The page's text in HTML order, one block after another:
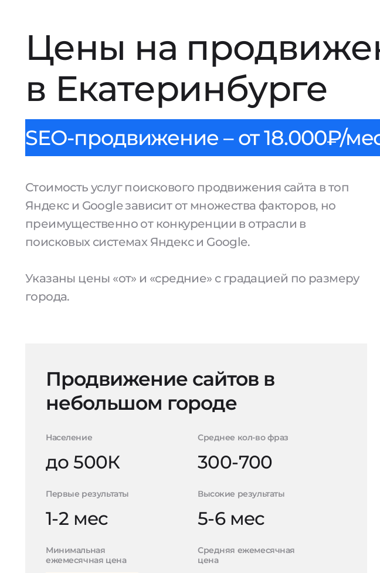
Цены на
в Екатеринбурге
SEO-продвижение – от 18.000₽/
Стоимость услуг поискового продвижения сайта в топ
Яндекс и Google зависит от множества факторов, но
преимущественно от конкуренции в отрасли в
поисковых системах Яндекс и Google.
Указаны цены «от» и «средние» с градацией по размеру
города.
Продвижение сайтов в
небольшом городе
Население
до 500К
Среднее кол-во фраз
300-700
Первые результаты
1-2 мес
Высокие результаты
5-6 мес
Минимальная
ежемесячная цена
Средняя ежемесячная
цена